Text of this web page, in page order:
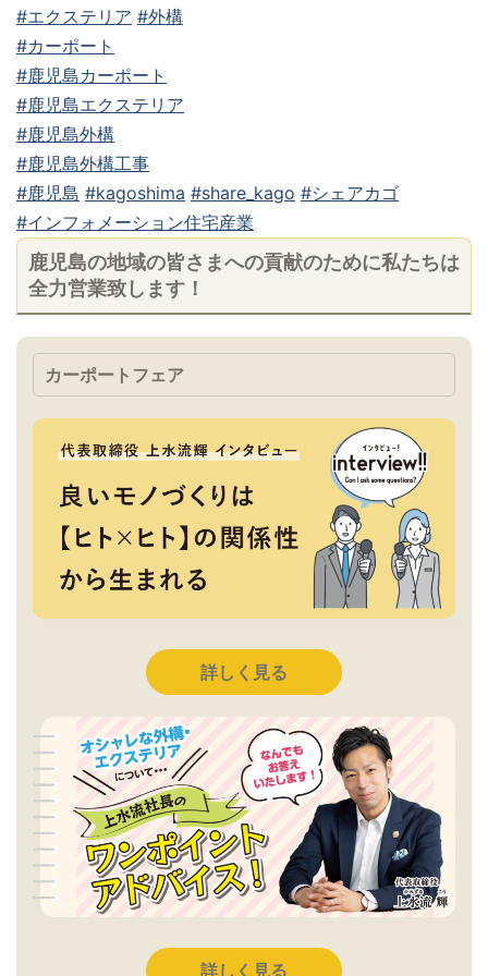
#エクステリア #外構
#カーポート
#鹿児島カーポート
#鹿児島エクステリア
#鹿児島外構
#鹿児島外構工事
#鹿児島 #kagoshima #share_kago #シェアカゴ
#インフォメーション住宅産業
鹿児島の地域の皆さまへの貢献のために私たちは
全力営業致します！
カーポートフェア
詳しく見る
詳しく見る